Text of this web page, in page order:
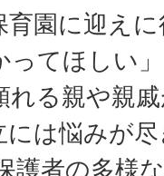
育園に迎え
ってほしい
れる親や親
には悩みが
護者の多様